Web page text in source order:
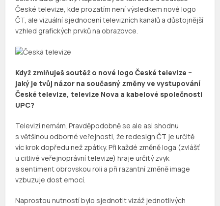
České televize, kde prozatím není výsledkem nové logo
ČT, ale vizuální sjednocení televizních kanálů a důstojnější
vzhled grafických prvků na obrazovce.
Když zmiňuješ soutěž o nové logo České televize –
jaký je tvůj názor na současný změny ve vystupování
České televize, televize Nova a kabelové společnosti
UPC?
Televizi nemám. Pravděpodobně se ale asi shodnu
s většinou odborné veřejnosti, že redesign ČT je určitě
víc krok dopředu než zpátky. Při každé změně loga (zvlášť
u citlivé veřejnoprávní televize) hraje určitý zvyk
a sentiment obrovskou roli a při razantní změně image
vzbuzuje dost emocí.
Naprostou nutností bylo sjednotit vizáž jednotlivých